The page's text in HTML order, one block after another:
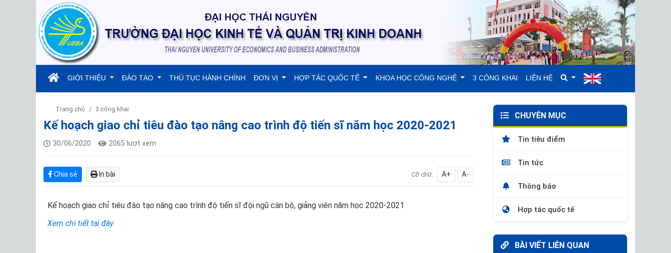
(current)
GIỚI THIỆU ĐÀO TẠO THỦ TỤC HÀNH CHÍNH ĐƠN VỊ HỢP TÁC QUỐC TẾ KHOA HỌC CÔNG NGHỆ 3 CÔNG KHAI LIÊN HỆ
Trang chủ 3 công khai
Kế hoạch giao chỉ tiêu đào tạo nâng cao trình độ tiến sĩ năm học 2020-2021
30/06/2020 2065 lượt xem
Chia sẻ In bài Cỡ chữ: A+ A-
Kế hoạch giao chỉ tiêu đào tạo nâng cao trình độ tiến sĩ đội ngũ cán bộ, giảng viên năm học 2020-2021
Xem chi tiết tại đây.
CHUYÊN MỤC
Tin tiêu điểm
Tin tức
Thông báo
Hợp tác quốc tế
BÀI VIẾT LIÊN QUAN